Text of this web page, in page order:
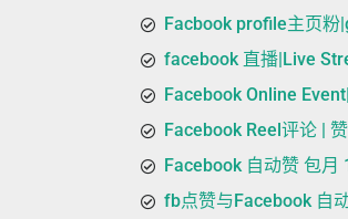
Facbook profile主页
facebook 直播|Live
Facebook Online
Facebook Reel评论 |
Facebook 自动赞 包月
fb点赞与Facebook 自